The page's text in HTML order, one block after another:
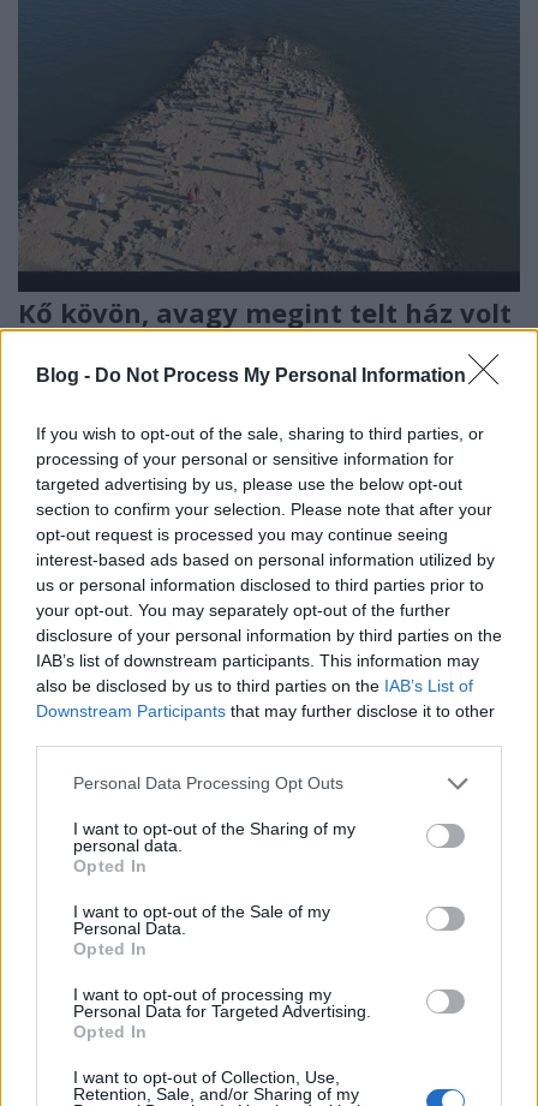
Blog - Do Not Process My Personal Information
If you wish to opt-out of the sale, sharing to third parties, or
processing of your personal or sensitive information for
targeted advertising by us, please use the below opt-out
section to confirm your selection. Please note that after your
opt-out request is processed you may continue seeing
interest-based ads based on personal information utilized by
us or personal information disclosed to third parties prior to
your opt-out. You may separately opt-out of the further
disclosure of your personal information by third parties on the
IAB’s list of downstream participants. This information may
also be disclosed by us to third parties on the IAB’s List of
Downstream Participants that may further disclose it to other
Please note that this website/app uses one or more Google
not limited to your visit or usage behaviour. You may click to
grant or deny consent to Google and its third-party tags to
use your data for below specified purposes in below Google
consent section.
Personal Data Processing Opt Outs
I want to opt-out of the Sharing of my
personal data.
Opted In
I want to opt-out of the Sale of my
Personal Data.
Opted In
I want to opt-out of processing my
Personal Data for Targeted Advertising.
Opted In
I want to opt-out of Collection, Use,
Retention, Sale, and/or Sharing of my
Kő kövön, avagy megint telt ház volt
Hamster 2026. augusztus 01.
Tudom, hogy azóta tovább apadt a víz, de nekem
nem volt időm kinézni, mindenesetre 2026. július 28-
án a Duna vízállása megdöntötte az addig mért ...
Van, aki szereti a buszokat? Itt van
hatszáz régi Ikarus a Balaton-
felvidékről!
Hamster•2026. július 28.